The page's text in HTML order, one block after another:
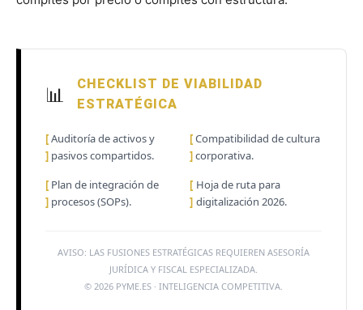
📊
CHECKLIST DE VIABILIDAD
ESTRATÉGICA
[
]
Auditoría de activos y
pasivos compartidos.
[
]
Compatibilidad de cultura
corporativa.
[
]
Plan de integración de
procesos (SOPs).
[
]
Hoja de ruta para
digitalización 2026.
AVISO: LAS FUSIONES ESTRATÉGICAS REQUIEREN ASESORÍA
JURÍDICA Y FISCAL ESPECIALIZADA.
© 2026 PYME.ES · INTELIGENCIA COMPETITIVA.